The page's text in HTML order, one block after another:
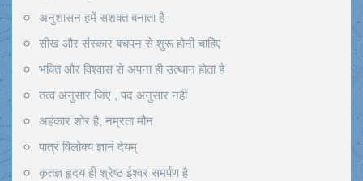
अनुशासन हमें सशक्त बनाता है
सीख और संस्कार बचपन से शुरू होनी चाहिए
भक्ति और विश्वास से अपना ही उत्थान होता है
तत्व अनुसार जिए , पद अनुसार नहीं
अहंकार शोर है, नम्रता मौन
पात्रं विलोक्य ज्ञानं देयम्
कृतज्ञ हृदय ही श्रेष्ठ ईश्वर समर्पण है